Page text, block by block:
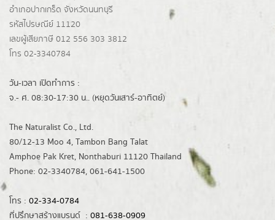
อำเภอปากเกร็ด จังหวัดนนทบุรี
รหัสไปรษณีย์ 11120
เลขผู้เสียภาษี 012 556 303 3812
โทร 02-3340784
วัน-เวลา เปิดทำการ :
จ.- ศ. 08:30-17:30 น.. (หยุดวันเสาร์-อาทิตย์)
The Naturalist Co., Ltd.
80/12-13 Moo 4, Tambon Bang Talat
Amphoe Pak Kret, Nonthaburi 11120 Thailand
Phone: 02-3340784, 061-641-1500
โทร : 02-334-0784
ที่ปรึกษาสร้างแบรนด์ : 081-638-0909